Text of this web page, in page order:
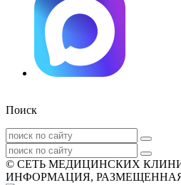
Поиск
© СЕТЬ МЕДИЦИНСКИХ
ИНФОРМАЦИЯ,